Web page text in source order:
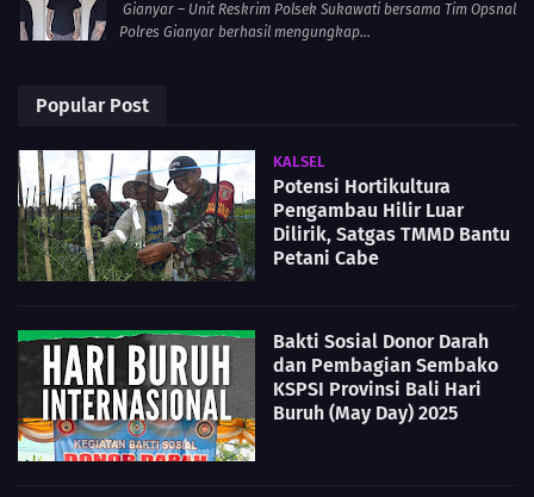
Gianyar – Unit Reskrim Polsek Sukawati bersama Tim Opsnal
Polres Gianyar berhasil mengungkap...
Popular Post
KALSEL
Potensi Hortikultura
Pengambau Hilir Luar
Dilirik, Satgas TMMD Bantu
Petani Cabe
Bakti Sosial Donor Darah
dan Pembagian Sembako
KSPSI Provinsi Bali Hari
Buruh (May Day) 2025